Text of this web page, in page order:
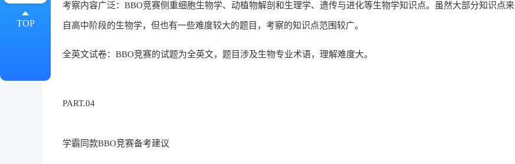
考察内容广泛：BBO竞赛侧重细胞生物学、动植物解剖和生理学、遗传与进化等生物学知识点。虽然大部分知识点来
自高中阶段的生物学，但也有一些难度较大的题目，考察的知识点范围较广。
全英文试卷：BBO竞赛的试题为全英文，题目涉及生物专业术语，理解难度大。
PART.04
学霸同款BBO竞赛备考建议
TOP